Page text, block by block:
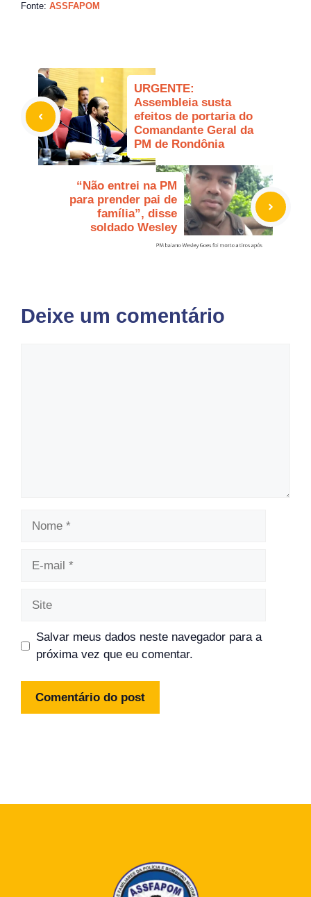
Fonte: ASSFAPOM
URGENTE:
Assembleia susta
efeitos de portaria do
Comandante Geral da
PM de Rondônia
“Não entrei na PM
para prender pai de
família”, disse
soldado Wesley
Deixe um comentário
Salvar meus dados neste navegador para a
próxima vez que eu comentar.